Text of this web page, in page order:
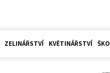
ZELINÁŘSTVÍ KVĚTINÁŘSTVÍ